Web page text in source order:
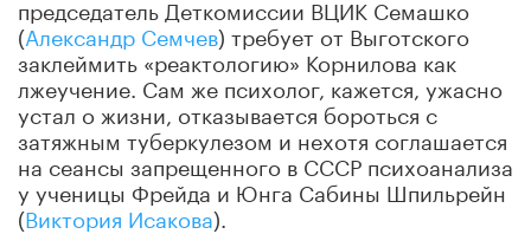
председатель Деткомиссии ВЦИК Семашко
(Александр Семчев) требует от Выготского
заклеймить «реактологию» Корнилова как
лжеучение. Сам же психолог, кажется, ужасно
устал о жизни, отказывается бороться с
затяжным туберкулезом и нехотя соглашается
на сеансы запрещенного в СССР психоанализа
у ученицы Фрейда и Юнга Сабины Шпильрейн
(Виктория Исакова).